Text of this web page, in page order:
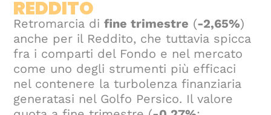
REDDITO
Retromarcia difine trimestre (-2,65%)
anche per il Reddito, che tuttavia spicca
fra i comparti del Fondo e nel mercato
come uno degli strumenti più efficaci
nel contenere la turbolenza finanziaria
generatasi nel Golfo Persico. Il valore